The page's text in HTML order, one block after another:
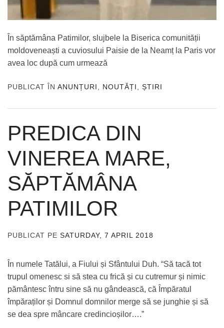
În săptămâna Patimilor, slujbele la Biserica comunității
moldoveneaști a cuviosului Paisie de la Neamț la Paris vor
avea loc după cum urmează
PUBLICAT ÎN ANUNȚURI NOUTĂȚI ȘTIRI
PREDICA DIN
VINEREA MARE,
SĂPTĂMÂNA
PATIMILOR
PUBLICAT PE SATURDAY, 7 APRIL 2018
În numele Tatălui, a Fiului și Sfântului Duh. “Să tacă tot
trupul omenesc si să stea cu frică și cu cutremur și nimic
pământesc întru sine să nu gândească, că Împăratul
împăraților și Domnul domnilor merge să se junghie și să
se dea spre mâncare credincioșilor….”